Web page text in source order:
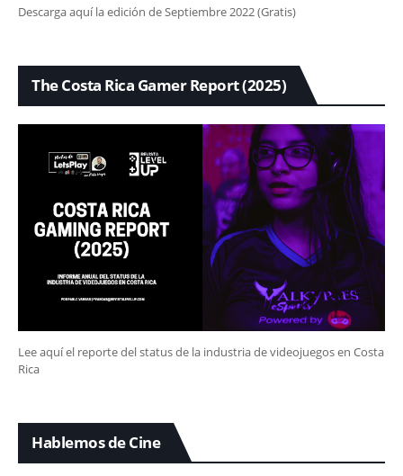
Descarga aquí la edición de Septiembre 2022 (Gratis)
The Costa Rica Gamer Report (2025)
Lee aquí el reporte del status de la industria de videojuegos en Costa
Rica
Hablemos de Cine